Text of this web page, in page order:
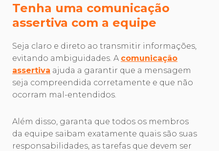
Tenha uma comunicação
assertiva com a equipe
Seja claro e direto ao transmitir informações,
evitando ambiguidades. A comunicação
assertiva ajuda a garantir que a mensagem
seja compreendida corretamente e que não
ocorram mal-entendidos.
Além disso, garanta que todos os membros
da equipe saibam exatamente quais são suas
responsabilidades, as tarefas que devem ser